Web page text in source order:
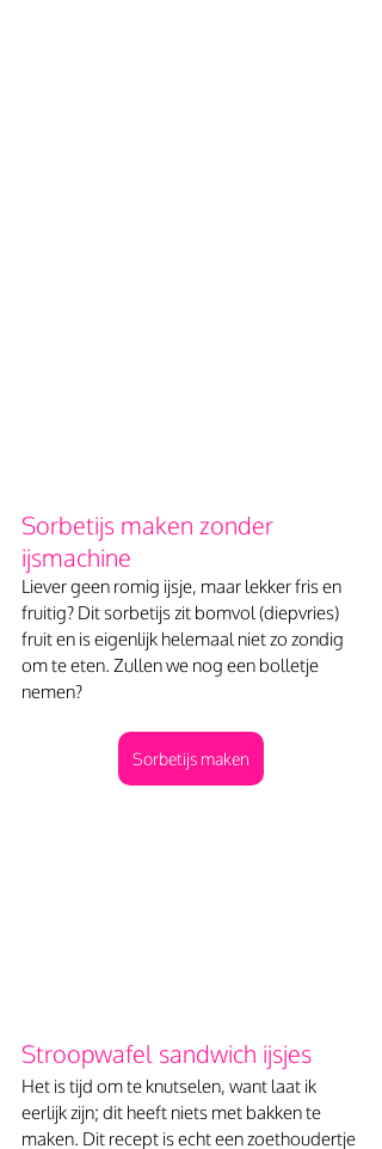
Sorbetijs maken zonder
ijsmachine
Liever geen romig ijsje, maar lekker fris en
fruitig? Dit sorbetijs zit bomvol (diepvries)
fruit en is eigenlijk helemaal niet zo zondig
om te eten. Zullen we nog een bolletje
nemen?
Sorbetijs maken
Stroopwafel sandwich ijsjes
Het is tijd om te knutselen, want laat ik
eerlijk zijn; dit heeft niets met bakken te
maken. Dit recept is echt een zoethoudertje